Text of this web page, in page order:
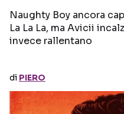
Naughty Boy ancora
La La La, ma Avicii
invece rallentano
di PIERO